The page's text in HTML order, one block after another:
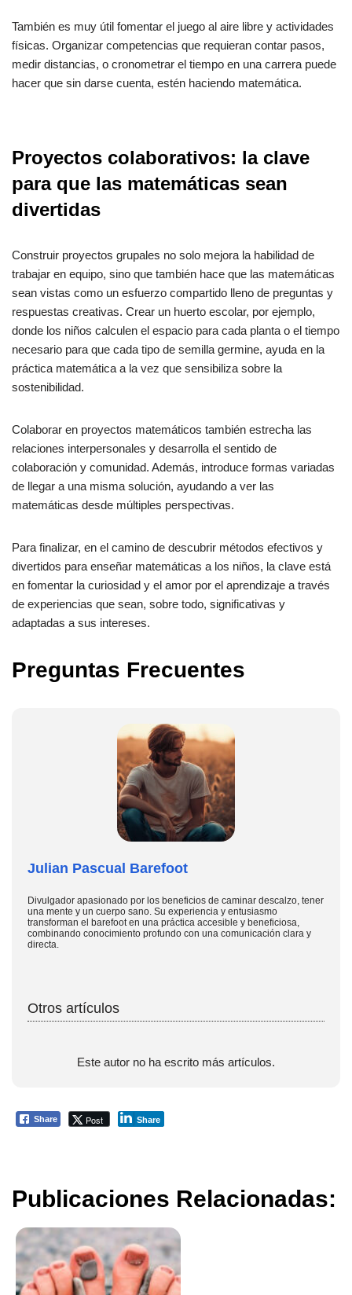
También es muy útil fomentar el juego al aire libre y actividades
físicas. Organizar competencias que requieran contar pasos,
medir distancias, o cronometrar el tiempo en una carrera puede
hacer que sin darse cuenta, estén haciendo matemática.
Proyectos colaborativos: la clave
para que las matemáticas sean
divertidas
Construir proyectos grupales no solo mejora la habilidad de
trabajar en equipo, sino que también hace que las matemáticas
sean vistas como un esfuerzo compartido lleno de preguntas y
respuestas creativas. Crear un huerto escolar, por ejemplo,
donde los niños calculen el espacio para cada planta o el tiempo
necesario para que cada tipo de semilla germine, ayuda en la
práctica matemática a la vez que sensibiliza sobre la
sostenibilidad.
Colaborar en proyectos matemáticos también estrecha las
relaciones interpersonales y desarrolla el sentido de
colaboración y comunidad. Además, introduce formas variadas
de llegar a una misma solución, ayudando a ver las
matemáticas desde múltiples perspectivas.
Para finalizar, en el camino de descubrir métodos efectivos y
divertidos para enseñar matemáticas a los niños, la clave está
en fomentar la curiosidad y el amor por el aprendizaje a través
de experiencias que sean, sobre todo, significativas y
adaptadas a sus intereses.
Preguntas Frecuentes
Julian Pascual Barefoot
Divulgador apasionado por los beneficios de caminar descalzo, tener
una mente y un cuerpo sano. Su experiencia y entusiasmo
transforman el barefoot en una práctica accesible y beneficiosa,
combinando conocimiento profundo con una comunicación clara y
directa.
Otros artículos
Este autor no ha escrito más artículos.
Share Post Share
Publicaciones Relacionadas: